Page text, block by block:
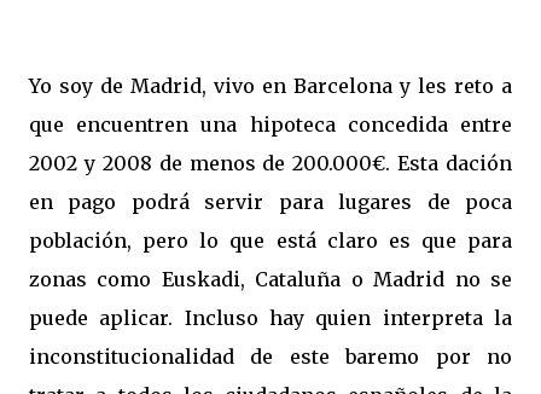
Yo soy de Madrid, vivo en Barcelona y les reto a
que encuentren una hipoteca concedida entre
2002 y 2008 de menos de 200.000€. Esta dación
en pago podrá servir para lugares de poca
población, pero lo que está claro es que para
zonas como Euskadi, Cataluña o Madrid no se
puede aplicar. Incluso hay quien interpreta la
inconstitucionalidad de este baremo por no